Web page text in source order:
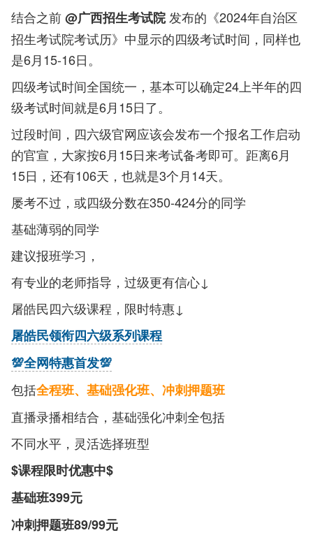
结合之前@广西招生考试院发布的《2024年自治区
招生考试院考试历》中显示的四级考试时间，同样也
是6月15-16日。
四级考试时间全国统一，基本可以确定24上半年的四
级考试时间就是6月15日了。
过段时间，四六级官网应该会发布一个报名工作启动
的官宣，大家按6月15日来考试备考即可。距离6月
15日，还有106天，也就是3个月14天。
屡考不过，或四级分数在350-424分的同学
基础薄弱的同学
建议报班学习，
有专业的老师指导，过级更有信心↓
屠皓民四六级课程，限时特惠↓
屠皓民领衔四六级系列课程
💯全网特惠首发💯
包括全程班、基础强化班、冲刺押题班
直播录播相结合，基础强化冲刺全包括
不同水平，灵活选择班型
$课程限时优惠中$
基础班399元
冲刺押题班89/99元